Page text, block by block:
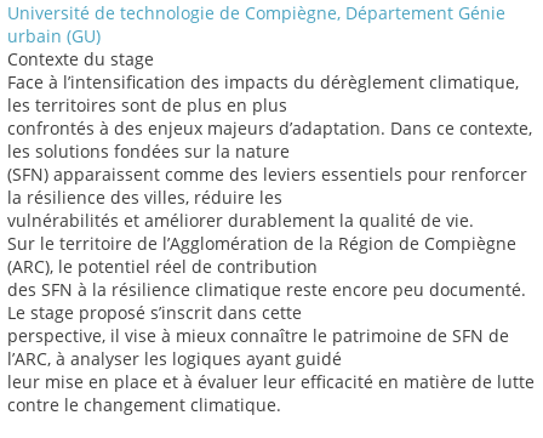
Université de technologie de Compiègne, Département Génie
urbain (GU)
Contexte du stage
Face à l’intensification des impacts du dérèglement climatique,
les territoires sont de plus en plus
confrontés à des enjeux majeurs d’adaptation. Dans ce contexte,
les solutions fondées sur la nature
(SFN) apparaissent comme des leviers essentiels pour renforcer
la résilience des villes, réduire les
vulnérabilités et améliorer durablement la qualité de vie.
Sur le territoire de l’Agglomération de la Région de Compiègne
(ARC), le potentiel réel de contribution
des SFN à la résilience climatique reste encore peu documenté.
Le stage proposé s’inscrit dans cette
perspective, il vise à mieux connaître le patrimoine de SFN de
l’ARC, à analyser les logiques ayant guidé
leur mise en place et à évaluer leur efficacité en matière de lutte
contre le changement climatique.